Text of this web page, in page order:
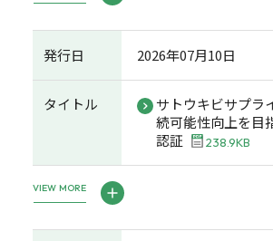
発行日 2026年07月10日
タイトル
サトウキビサプラ
続可能性向上を目
認証
238.9KB
VIEW MORE